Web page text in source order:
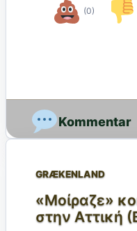
(0)
GRÆKENLAND
«Μοίραζε»
στην Αττική